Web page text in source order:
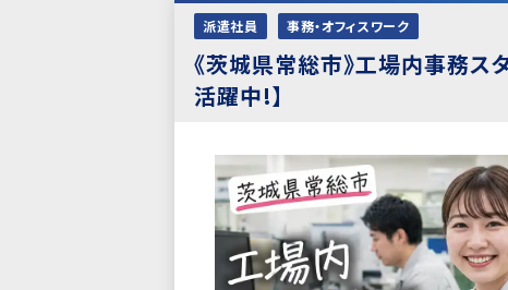
派遣社員 事務・オフィスワーク
《茨城県常総市》工場内事務
活躍中!】